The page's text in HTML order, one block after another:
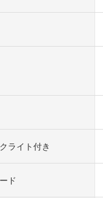
ライト付き
ド